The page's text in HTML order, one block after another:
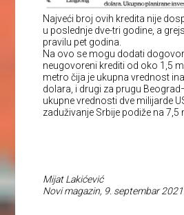
Najveći broj ovih kredita nije
u poslednje dve-tri godine, a
pravilu pet godina.
Na ovo se mogu dodati
neugovoreni krediti od oko 1,5
metro čija je ukupna vrednost
dolara, i drugi za prugu
ukupne vrednosti dve milijarde
zaduživanje Srbije podiže na 7,5
Mijat Lakićević
Novi magazin, 9. septembar 2021.